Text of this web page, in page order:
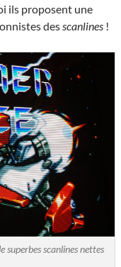
ils proposent une
desscanlines !
scanlines nettes